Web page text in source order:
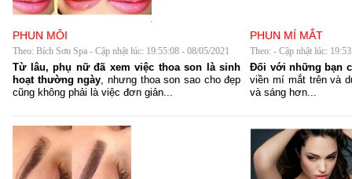
PHUN MÔI
Theo: Bích Sơn Spa - Cập nhật lúc: 19:55:08 - 08/05/2021
Từ lâu, phụ nữ đã xem việc thoa son là sinh
hoạt thường ngày, nhưng thoa son sao cho đẹp
cũng không phải là việc đơn giản...
PHUN MÍ MẮT
Theo: - Cập nhật lúc:
Đối với những bạn
viền mí mắt trên và
và sáng hơn...